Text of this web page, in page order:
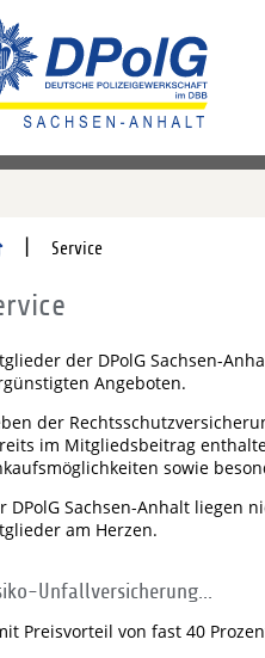
Service
der DPolG Sachsen-
Angeboten.
der
im Mitgliedsbeitrag
sowie
DPolG Sachsen-Anhalt
am Herzen.
Unfallversicherung...
Preisvorteil von fast 40